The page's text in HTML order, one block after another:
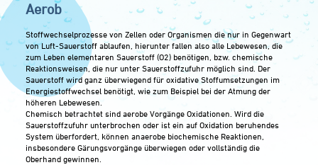
Aerob
Stoffwechselprozesse von Zellen oder Organismen die nur in Gegenwart
von Luft-Sauerstoff ablaufen, hierunter fallen also alle Lebewesen, die
zum Leben elementaren Sauerstoff (O2) benötigen, bzw. chemische
Reaktionsweisen, die nur unter Sauerstoffzufuhr möglich sind. Der
Sauerstoff wird ganz überwiegend für oxidative Stoffumsetzungen im
Energiestoffwechsel benötigt, wie zum Beispiel bei der Atmung der
höheren Lebewesen.
Chemisch betrachtet sind aerobe Vorgänge Oxidationen. Wird die
Sauerstoffzufuhr unterbrochen oder ist ein auf Oxidation beruhendes
System überfordert, können anaerobe biochemische Reaktionen,
insbesondere Gärungsvorgänge überwiegen oder vollständig die
Oberhand gewinnen.